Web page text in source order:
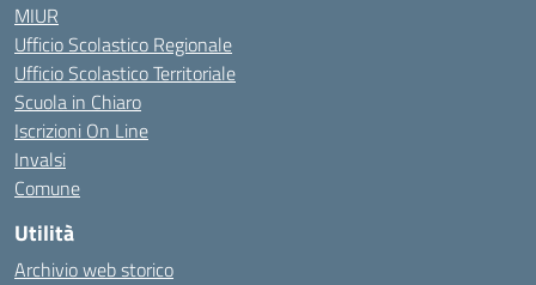
MIUR
Ufficio Scolastico Regionale
Ufficio Scolastico Territoriale
Scuola in Chiaro
Iscrizioni On Line
Invalsi
Comune
Utilità
Archivio web storico